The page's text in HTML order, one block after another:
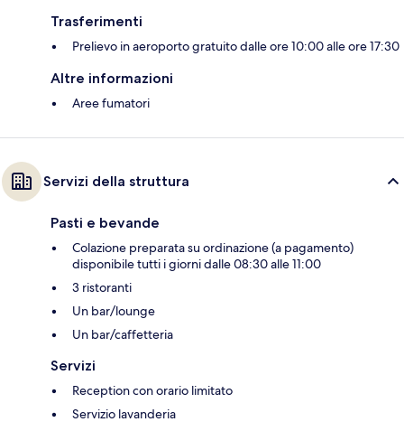
Trasferimenti
Prelievo in aeroporto gratuito dalle ore 10:00 alle ore 17:30
Altre informazioni
Aree fumatori
Servizi della struttura
Pasti e bevande
Colazione preparata su ordinazione (a pagamento)
disponibile tutti i giorni dalle 08:30 alle 11:00
3 ristoranti
Un bar/lounge
Un bar/caffetteria
Servizi
Reception con orario limitato
Servizio lavanderia